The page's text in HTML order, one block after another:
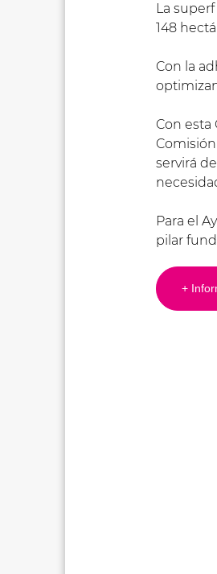
La
148
Con la
Con esta
servirá
Para el
pilar
+